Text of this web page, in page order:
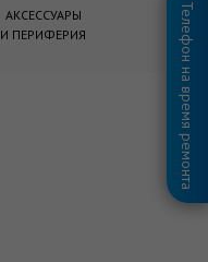
Телефон на время ремонта
АКСЕССУАРЫ
И ПЕРИФЕРИЯ